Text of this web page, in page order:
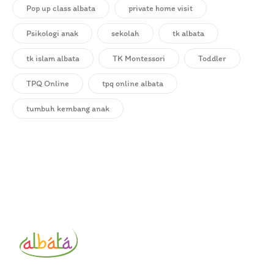
Pop up class albata private home visit
Psikologi anak sekolah tk albata
tk islam albata TK Montessori Toddler
TPQ Online tpq online albata
tumbuh kembang anak